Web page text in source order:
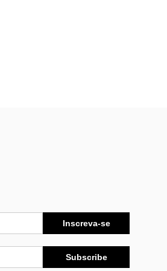
Inscreva-se
Subscribe